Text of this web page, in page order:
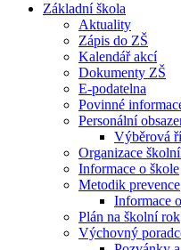
Základní škola
Aktuality
Zápis do ZŠ
Kalendář akcí
Dokumenty ZŠ
E-podatelna
Povinné
Personální
Výběrová
Organizace
Informace o škole
Metodik prevence
Informace
Plán na školní rok
Výchovný